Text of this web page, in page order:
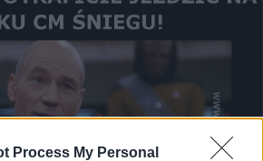
Process My Personal